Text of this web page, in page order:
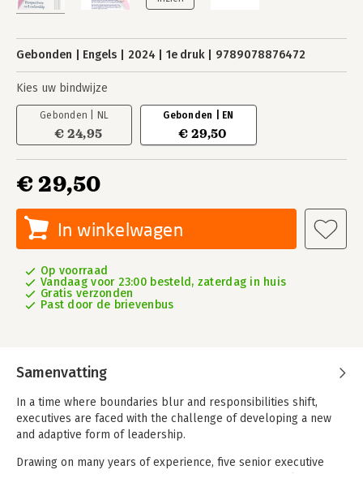
Gebonden Engels 2024 1e druk 9789078876472
Kies uw bindwijze
Gebonden | NL
€ 24,95
Gebonden | EN
€ 29,50
€ 29,50
In winkelwagen
Op voorraad
Vandaag voor 23:00 besteld, zaterdag in huis
Gratis verzonden
Past door de brievenbus
Samenvatting
In a time where boundaries blur and responsibilities shift,
executives are faced with the challenge of developing a new
and adaptive form of leadership.
Drawing on many years of experience, five senior executive